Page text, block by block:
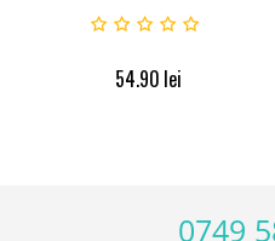
54.90 lei
0749